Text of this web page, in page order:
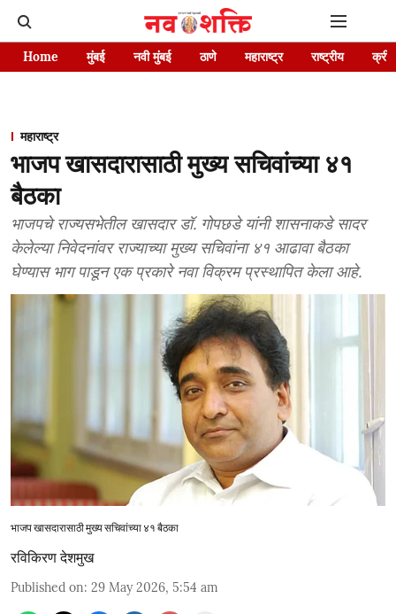
Home मुंबई नवी मुंबई ठाणे महाराष्ट्र राष्ट्रीय
महाराष्ट्र
भाजप खासदारासाठी मुख्य सचिवांच्या ४१
बैठका
भाजपचे राज्यसभेतील खासदार डॉ. गोपछडे यांनी शासनाकडे सादर
केलेल्या निवेदनांवर राज्याच्या मुख्य सचिवांना ४१ आढावा बैठका
घेण्यास भाग पाडून एक प्रकारे नवा विक्रम प्रस्थापित केला आहे.
भाजप खासदारासाठी मुख्य सचिवांच्या ४१ बैठका
रविकिरण देशमुख
Published on: 29 May 2026, 5:54 am